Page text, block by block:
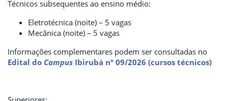
Técnicos subsequentes ao ensino médio:
Eletrotécnica (noite) – 5 vagas
Mecânica (noite) – 5 vagas
Informações complementares podem ser consultadas no
Edital do Campus Ibirubá nº 09/2026 (cursos técnicos)